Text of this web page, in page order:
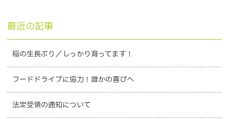
最近の記事
稲の生長ぶり／しっかり育ってます！
フードドライブに協力！誰かの喜びへ
法定受領の通知について